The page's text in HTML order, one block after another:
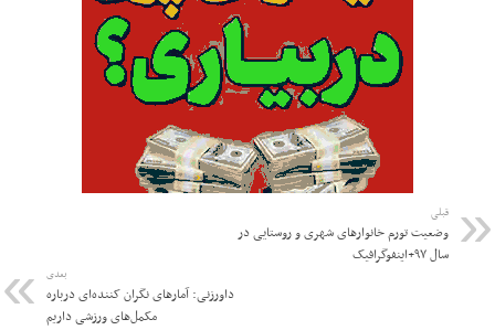
قبلی
وضعیت تورم خانوارهای شهری و روستایی در
سال ۹۷+اینفوگرافیک
بعدی
داورزنی: آمارهای نگران کننده‌ای درباره
مکمل‌های ورزشی داریم